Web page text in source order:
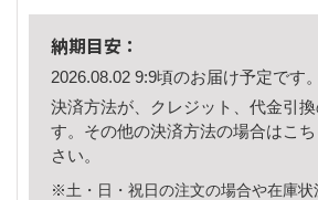
納期目安：
2026.08.02 9:9頃のお届け予定です。
決済方法が、クレジット、代金引
す。その他の決済方法の場合はこ
さい。
※土・日・祝日の注文の場合や在庫状